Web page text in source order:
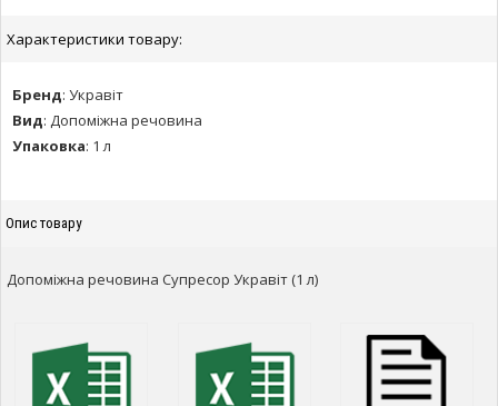
Характеристики товару:
Бренд: Укравіт
Вид: Допоміжна речовина
Упаковка: 1 л
Опис товару
Допоміжна речовина Супресор Укравіт (1 л)